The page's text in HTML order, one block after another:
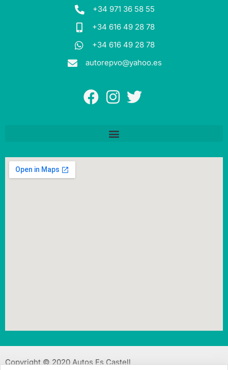
+34 971 36 58 55
+34 616 49 28 78
+34 616 49 28 78
autorepvo@yahoo.es
Copyright © 2020 Autos Es Castell